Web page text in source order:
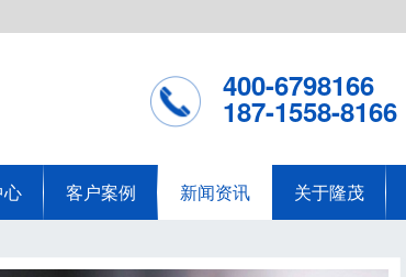
400-6798166
187-1558-8166
心 客户案例 新闻资讯 关于隆茂